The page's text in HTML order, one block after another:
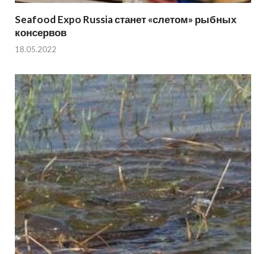
Seafood Expo Russia станет «слетом» рыбных
консервов
18.05.2022